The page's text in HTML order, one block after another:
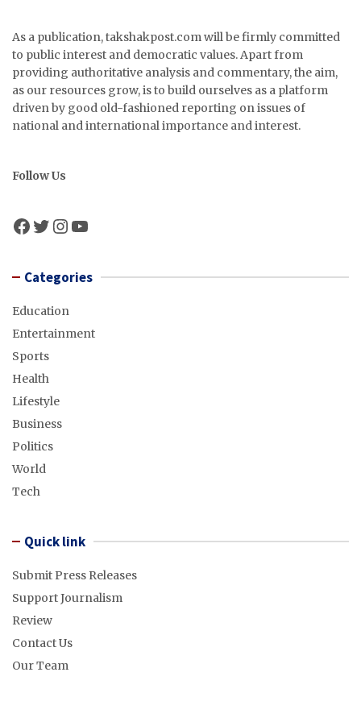
As a publication, takshakpost.com will be firmly committed
to public interest and democratic values. Apart from
providing authoritative analysis and commentary, the aim,
as our resources grow, is to build ourselves as a platform
driven by good old-fashioned reporting on issues of
national and international importance and interest.
Follow Us
Facebook
Twitter
Instagram
YouTube
Categories
Education
Entertainment
Sports
Health
Lifestyle
Business
Politics
World
Tech
Quick link
Submit Press Releases
Support Journalism
Review
Contact Us
Our Team